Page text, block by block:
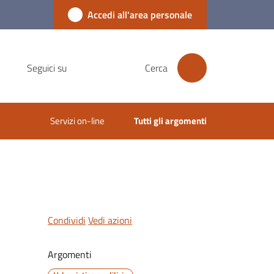
Accedi all'area personale
Seguici su Cerca
Servizi on-line Tutti gli argomenti
Condividi Vedi azioni
Argomenti